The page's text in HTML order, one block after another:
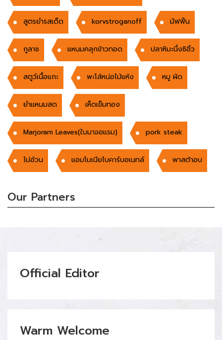
สูตรยำรสเด็ด korvstroganoff มัฟฟิ้น
กูลาช แหนมคลุกข้าวทอด ปลาหิมะนึ่งซิอิ้ว
สตูว์เนื้อแกะ พะโล้หน่อไม้แห้ง หมู ผัด
ยำเเหนมสด เห็ดเข็มทอง
Marjoram Leaves(ใบมาจอแรม) pork steak
ไม่อ้วน แอมโมเนียไบคาร์บอเนทล์ พาสต้าอบ
Our Partners
Official Editor
Warm Welcome